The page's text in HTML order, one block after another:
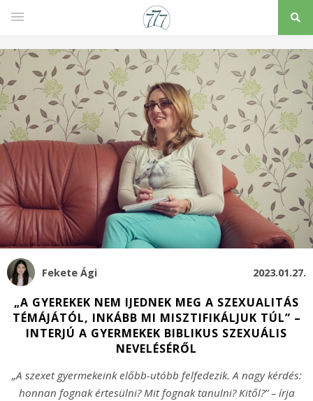
Fekete Ági 2023.01.27.
„A GYEREKEK NEM IJEDNEK MEG A SZEXUALITÁS
TÉMÁJÁTÓL, INKÁBB MI MISZTIFIKÁLJUK TÚL” –
INTERJÚ A GYERMEKEK BIBLIKUS SZEXUÁLIS
NEVELÉSÉRŐL
„A szexet gyermekeink előbb-utóbb felfedezik. A nagy kérdés:
honnan fognak értesülni? Mit fognak tanulni? Kitől?” – írja